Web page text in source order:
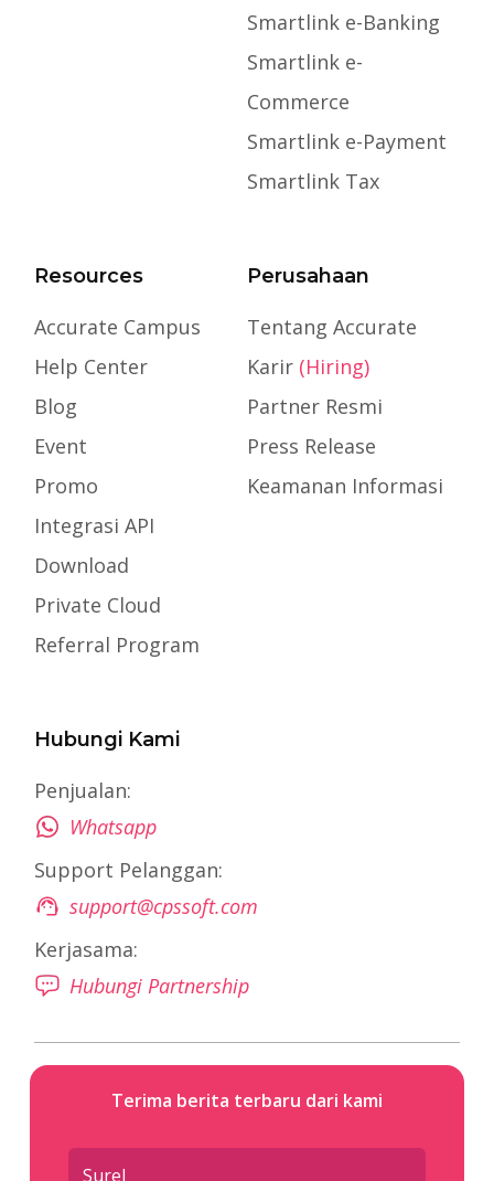
Smartlink e-Banking
Smartlink e-
Commerce
Smartlink e-Payment
Smartlink Tax
Resources
Accurate Campus
Help Center
Blog
Event
Promo
Integrasi API
Download
Private Cloud
Referral Program
Perusahaan
Tentang Accurate
Karir (Hiring)
Partner Resmi
Press Release
Keamanan Informasi
Hubungi Kami
Penjualan:
Whatsapp
Support Pelanggan:
support@cpssoft.com
Kerjasama:
Hubungi Partnership
Terima berita terbaru dari kami